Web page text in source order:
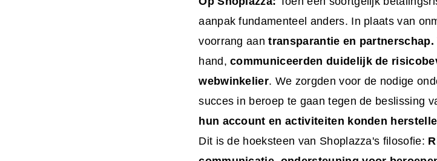
aanpak fundamenteel anders. In plaats van
voorrang aantransparantie en partnerschap.
hand,communiceerden duidelijk de
webwinkelier. We zorgden voor de nodige
succes in beroep te gaan tegen de beslissing
hun account en activiteiten konden
Dit is de hoeksteen van Shoplazza's filosofie: